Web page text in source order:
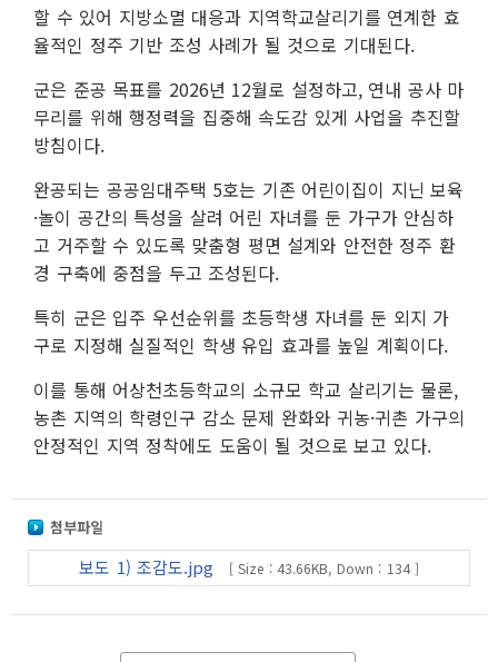
할 수 있어 지방소멸 대응과 지역학교살리기를 연계한 효
율적인 정주 기반 조성 사례가 될 것으로 기대된다.
군은 준공 목표를 2026년 12월로 설정하고, 연내 공사 마
무리를 위해 행정력을 집중해 속도감 있게 사업을 추진할
방침이다.
완공되는 공공임대주택 5호는 기존 어린이집이 지닌 보육
·놀이 공간의 특성을 살려 어린 자녀를 둔 가구가 안심하
고 거주할 수 있도록 맞춤형 평면 설계와 안전한 정주 환
경 구축에 중점을 두고 조성된다.
특히 군은 입주 우선순위를 초등학생 자녀를 둔 외지 가
구로 지정해 실질적인 학생 유입 효과를 높일 계획이다.
이를 통해 어상천초등학교의 소규모 학교 살리기는 물론,
농촌 지역의 학령인구 감소 문제 완화와 귀농·귀촌 가구의
안정적인 지역 정착에도 도움이 될 것으로 보고 있다.
첨부파일
보도 1) 조감도.jpg [ Size : 43.66KB, Down : 134 ]